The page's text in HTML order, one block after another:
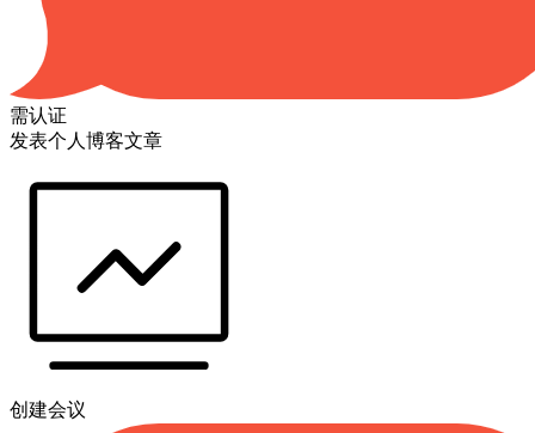
需认证
发表个人博客文章
创建会议